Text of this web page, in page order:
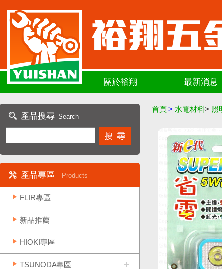
關於裕翔 最新消息
產品搜尋 Search
產品專區 Products
FLIR專區
新品推薦
HIOKI專區
TSUNODA專區
首頁 > 水電材料> 照